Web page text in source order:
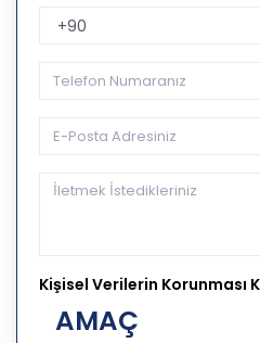
Telefon Kodu
Kişisel Verilerin Korunması
AMAÇ